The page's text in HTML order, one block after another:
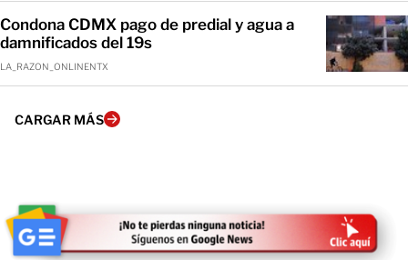
Condona CDMX pago de predial y agua a
damnificados del 19s
LA_RAZON_ONLINENTX
CARGAR MÁS